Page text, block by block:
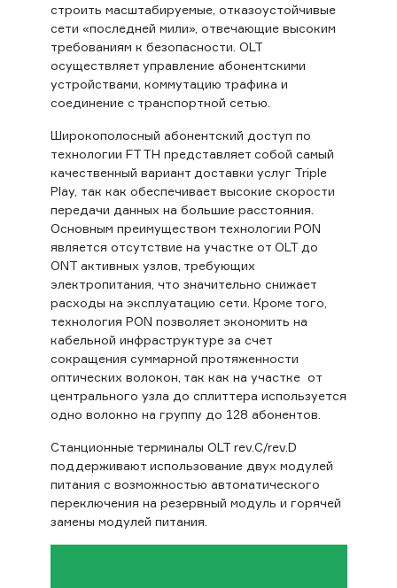
строить масштабируемые, отказоустойчивые
сети «последней мили», отвечающие высоким
требованиям к безопасности. OLT
осуществляет управление абонентскими
устройствами, коммутацию трафика и
соединение с транспортной сетью.
Широкополосный абонентский доступ по
технологии FTTH представляет собой самый
качественный вариант доставки услуг Triple
Play, так как обеспечивает высокие скорости
передачи данных на большие расстояния.
Основным преимуществом технологии PON
является отсутствие на участке от OLT до
ONT активных узлов, требующих
электропитания, что значительно снижает
расходы на эксплуатацию сети. Кроме того,
технология PON позволяет экономить на
кабельной инфраструктуре за счет
сокращения суммарной протяженности
оптических волокон, так как на участке от
центрального узла до сплиттера используется
одно волокно на группу до 128 абонентов.
Станционные терминалы OLT rev.C/rev.D
поддерживают использование двух модулей
питания с возможностью автоматического
переключения на резервный модуль и горячей
замены модулей питания.